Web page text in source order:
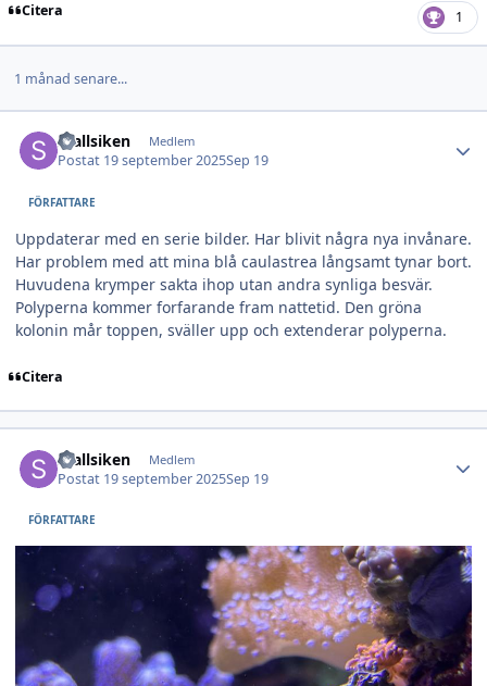
Citera 1
1 månad senare...
Stallsiken Medlem
Postat 19 september 2025Sep 19
FÖRFATTARE
Uppdaterar med en serie bilder. Har blivit några nya invånare.
Har problem med att mina blå caulastrea långsamt tynar bort.
Huvudena krymper sakta ihop utan andra synliga besvär.
Polyperna kommer forfarande fram nattetid. Den gröna
kolonin mår toppen, sväller upp och extenderar polyperna.
Citera
Stallsiken Medlem
Postat 19 september 2025Sep 19
FÖRFATTARE